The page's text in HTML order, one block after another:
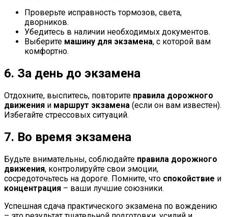
Проверьте исправность тормозов, света,
дворников.
Убедитесь в наличии необходимых документов.
Выберите машину для экзамена, с которой вам
комфортно.
6. За день до экзамена
Отдохните, выспитесь, повторите правила дорожного
движения и маршрут экзамена (если он вам известен).
Избегайте стрессовых ситуаций.
7. Во время экзамена
Будьте внимательны, соблюдайте правила дорожного
движения, контролируйте свои эмоции,
сосредоточьтесь на дороге. Помните, что спокойствие и
концентрация – ваши лучшие союзники.
Успешная сдача практического экзамена по вождению